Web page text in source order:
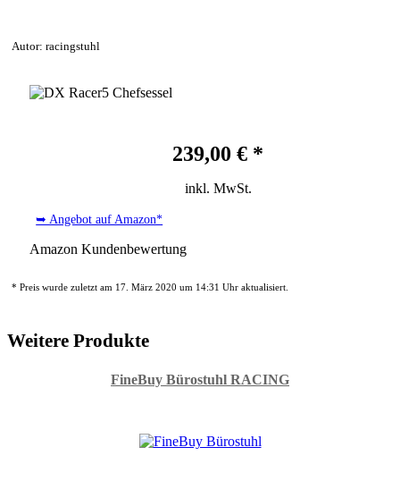
Autor: racingstuhl
239,00 € *
inkl. MwSt.
➥ Angebot auf Amazon*
Amazon Kundenbewertung
* Preis wurde zuletzt am 17. März 2020 um 14:31 Uhr aktualisiert.
Weitere Produkte
FineBuy Bürostuhl RACING